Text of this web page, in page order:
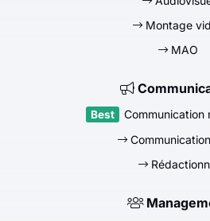
Montage
MAO
Communication